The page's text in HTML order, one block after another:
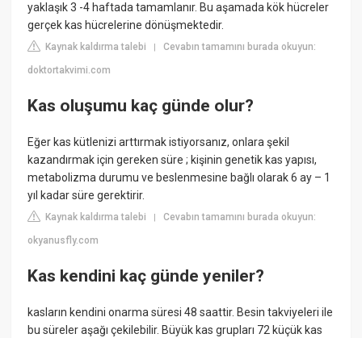
yaklaşık 3 -4 haftada tamamlanır. Bu aşamada kök hücreler
gerçek kas hücrelerine dönüşmektedir.
Kaynak kaldırma talebi |Cevabın tamamını burada okuyun:
doktortakvimi.com
Kas oluşumu kaç günde olur?
Eğer kas kütlenizi arttırmak istiyorsanız, onlara şekil
kazandırmak için gereken süre ; kişinin genetik kas yapısı,
metabolizma durumu ve beslenmesine bağlı olarak 6 ay – 1
yıl kadar süre gerektirir.
Kaynak kaldırma talebi |Cevabın tamamını burada okuyun:
okyanusfly.com
Kas kendini kaç günde yeniler?
kasların kendini onarma süresi 48 saattir. Besin takviyeleri ile
bu süreler aşağı çekilebilir. Büyük kas grupları 72 küçük kas